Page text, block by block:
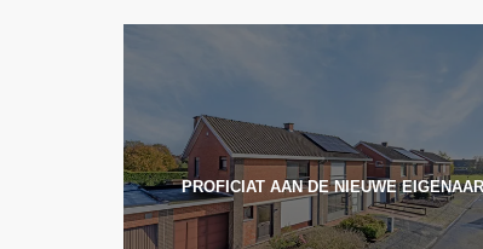
PROFICIAT AAN DE NIEUWE